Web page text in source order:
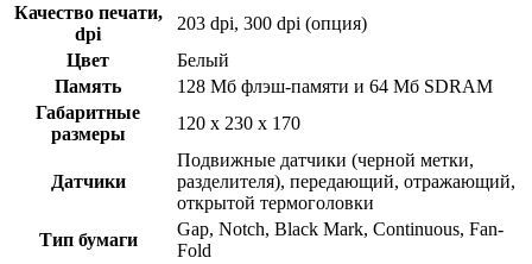
Качество печати,
dpi
203 dpi, 300 dpi (опция)
Цвет
Белый
Память
128 Мб флэш-памяти и 64 Мб SDRAM
Габаритные
размеры
120 х 230 х 170
Датчики
Подвижные датчики (черной метки,
разделителя), передающий, отражающий,
открытой термоголовки
Тип бумаги
Gap, Notch, Black Mark, Continuous, Fan-
Fold